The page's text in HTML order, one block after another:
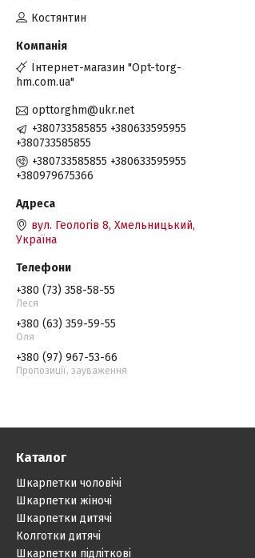
Костянтин
Інтернет-магазин "Opt-torg-
hm.com.ua"
opttorghm@ukr.net
+380733585855 +380633595955
+380733585855
+380733585855 +380633595955
+380979675366
вул. Геологів 8, Хмельницький,
Україна
+380 (73) 358-58-55
Леся
+380 (63) 359-59-55
Оля
+380 (97) 967-53-66
Пропозиції, зауваження
Каталог
Шкарпетки чоловічі
Шкарпетки жіночі
Шкарпетки дитячі
Колготки дитячі
Шкарпетки підліткові